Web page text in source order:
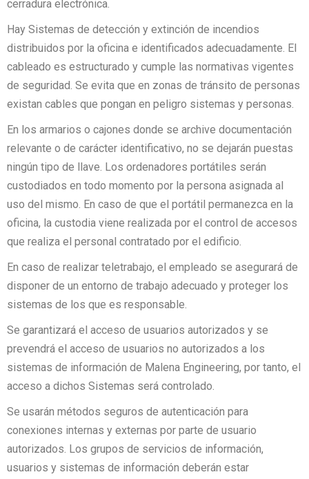
cerradura electrónica.
Hay Sistemas de detección y extinción de incendios
distribuidos por la oficina e identificados adecuadamente. El
cableado es estructurado y cumple las normativas vigentes
de seguridad. Se evita que en zonas de tránsito de personas
existan cables que pongan en peligro sistemas y personas.
En los armarios o cajones donde se archive documentación
relevante o de carácter identificativo, no se dejarán puestas
ningún tipo de llave. Los ordenadores portátiles serán
custodiados en todo momento por la persona asignada al
uso del mismo. En caso de que el portátil permanezca en la
oficina, la custodia viene realizada por el control de accesos
que realiza el personal contratado por el edificio.
En caso de realizar teletrabajo, el empleado se asegurará de
disponer de un entorno de trabajo adecuado y proteger los
sistemas de los que es responsable.
Se garantizará el acceso de usuarios autorizados y se
prevendrá el acceso de usuarios no autorizados a los
sistemas de información de Malena Engineering, por tanto, el
acceso a dichos Sistemas será controlado.
Se usarán métodos seguros de autenticación para
conexiones internas y externas por parte de usuario
autorizados. Los grupos de servicios de información,
usuarios y sistemas de información deberán estar